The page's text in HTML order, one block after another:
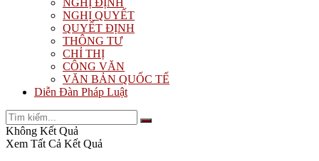
NGHỊ ĐỊNH
NGHỊ QUYẾT
QUYẾT ĐỊNH
THÔNG TƯ
CHỈ THỊ
CÔNG VĂN
VĂN BẢN QUỐC TẾ
Diễn Đàn Pháp Luật
Không Kết Quả
Xem Tất Cả Kết Quả